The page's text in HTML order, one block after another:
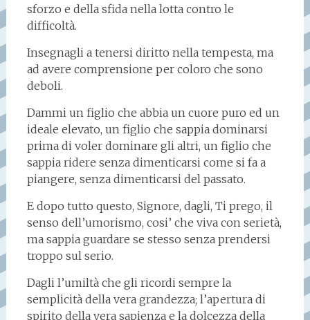
sforzo e della sfida nella lotta contro le
difficoltà.
Insegnagli a tenersi diritto nella tempesta, ma
ad avere comprensione per coloro che sono
deboli.
Dammi un figlio che abbia un cuore puro ed un
ideale elevato, un figlio che sappia dominarsi
prima di voler dominare gli altri, un figlio che
sappia ridere senza dimenticarsi come si fa a
piangere, senza dimenticarsi del passato.
E dopo tutto questo, Signore, dagli, Ti prego, il
senso dell’umorismo, cosi’ che viva con serietà,
ma sappia guardare se stesso senza prendersi
troppo sul serio.
Dagli l’umiltà che gli ricordi sempre la
semplicità della vera grandezza; l’apertura di
spirito della vera sapienza e la dolcezza della